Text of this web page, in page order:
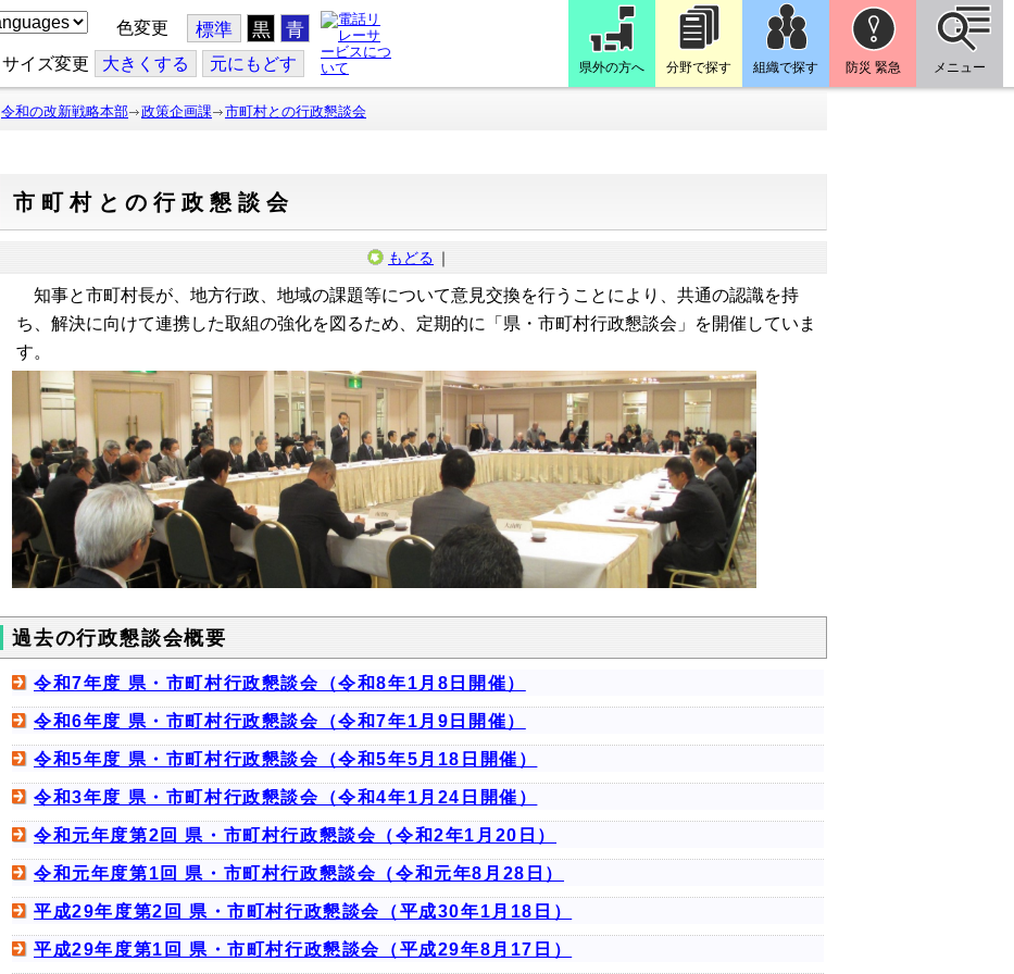
色変更 標準 黒 青
サイズ変更 大きくする 元にもどす 県外の方へ 分野で探す 組織で探す 防災 緊急 メニュー
令和の改新戦略本部 政策企画課 市町村との行政懇談会
市町村との行政懇談会
もどる ｜
知事と市町村長が、地方行政、地域の課題等について意見交換を行うことにより、共通の認識を持
ち、解決に向けて連携した取組の強化を図るため、定期的に「県・市町村行政懇談会」を開催していま
す。
過去の行政懇談会概要
令和7年度 県・市町村行政懇談会（令和8年1月8日開催）
令和6年度 県・市町村行政懇談会（令和7年1月9日開催）
令和5年度 県・市町村行政懇談会（令和5年5月18日開催）
令和3年度 県・市町村行政懇談会（令和4年1月24日開催）
令和元年度第2回 県・市町村行政懇談会（令和2年1月20日）
令和元年度第1回 県・市町村行政懇談会（令和元年8月28日）
平成29年度第2回 県・市町村行政懇談会（平成30年1月18日）
平成29年度第1回 県・市町村行政懇談会（平成29年8月17日）